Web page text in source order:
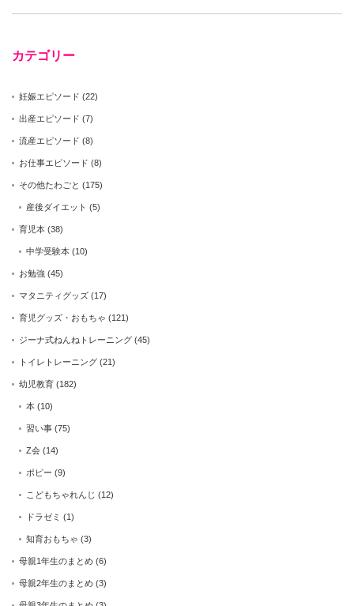
カテゴリー
妊娠エピソード (22)
出産エピソード (7)
流産エピソード (8)
お仕事エピソード (8)
その他たわごと (175)
産後ダイエット (5)
育児本 (38)
中学受験本 (10)
お勉強 (45)
マタニティグッズ (17)
育児グッズ・おもちゃ (121)
ジーナ式ねんねトレーニング (45)
トイレトレーニング (21)
幼児教育 (182)
本 (10)
習い事 (75)
Z会 (14)
ポピー (9)
こどもちゃれんじ (12)
ドラゼミ (1)
知育おもちゃ (3)
母親1年生のまとめ (6)
母親2年生のまとめ (3)